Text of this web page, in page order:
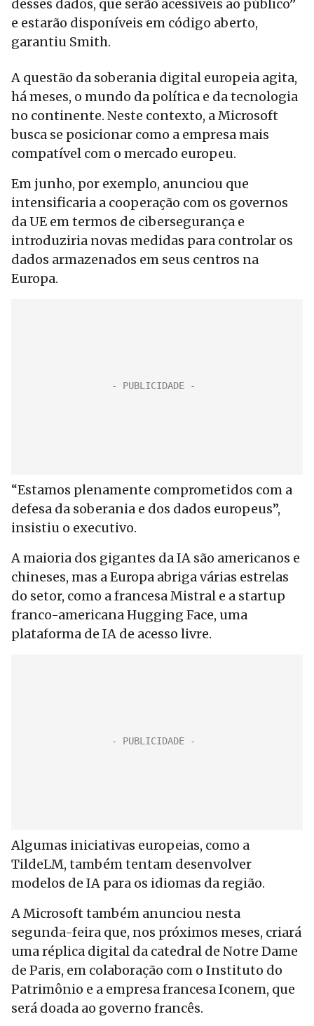
desses dados, que serão acessíveis ao público”
e estarão disponíveis em código aberto,
garantiu Smith.
A questão da soberania digital europeia agita,
há meses, o mundo da política e da tecnologia
no continente. Neste contexto, a Microsoft
busca se posicionar como a empresa mais
compatível com o mercado europeu.
Em junho, por exemplo, anunciou que
intensificaria a cooperação com os governos
da UE em termos de cibersegurança e
introduziria novas medidas para controlar os
dados armazenados em seus centros na
Europa.
“Estamos plenamente comprometidos com a
defesa da soberania e dos dados europeus”,
insistiu o executivo.
A maioria dos gigantes da IA são americanos e
chineses, mas a Europa abriga várias estrelas
do setor, como a francesa Mistral e a startup
franco-americana Hugging Face, uma
plataforma de IA de acesso livre.
Algumas iniciativas europeias, como a
TildeLM, também tentam desenvolver
modelos de IA para os idiomas da região.
A Microsoft também anunciou nesta
segunda-feira que, nos próximos meses, criará
uma réplica digital da catedral de Notre Dame
de Paris, em colaboração com o Instituto do
Patrimônio e a empresa francesa Iconem, que
será doada ao governo francês.